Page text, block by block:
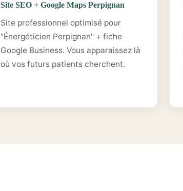
Site SEO + Google Maps Perpignan
Site professionnel optimisé pour
"Énergéticien Perpignan" + fiche
Google Business. Vous apparaissez là
où vos futurs patients cherchent.